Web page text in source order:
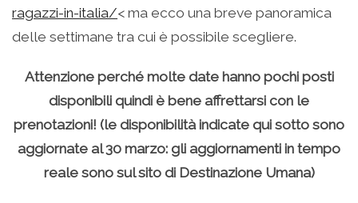
ragazzi-in-italia/< ma ecco una breve panoramica
delle settimane tra cui è possibile scegliere.
Attenzione perché molte date hanno pochi posti
disponibili quindi è bene affrettarsi con le
prenotazioni! (le disponibilità indicate qui sotto sono
aggiornate al 30 marzo: gli aggiornamenti in tempo
reale sono sul sito di Destinazione Umana)